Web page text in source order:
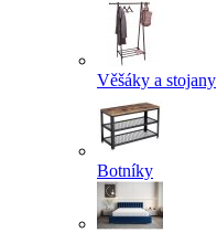
Věšáky a stojany
Botníky